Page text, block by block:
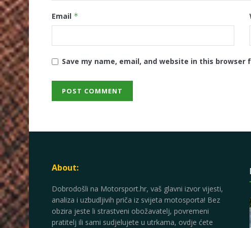
Email *
Save my name, email, and website in this
About:
Dobrodošli na Motorsport.hr, vaš glavni izvor vijesti,
analiza i uzbudljivih priča iz svijeta motosporta! Bez
obzira jeste li strastveni obožavatelj, povremeni
pratitelj ili sami sudjelujete u utrkama, ovdje ćete